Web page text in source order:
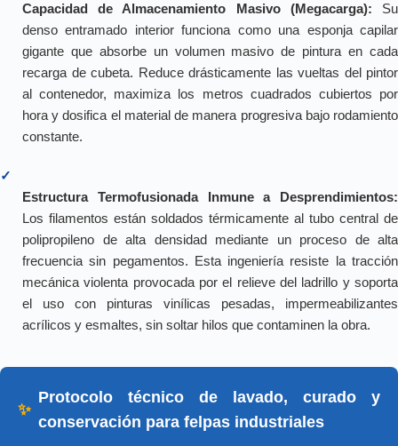
Capacidad de Almacenamiento Masivo (Megacarga): Su
denso entramado interior funciona como una esponja capilar
gigante que absorbe un volumen masivo de pintura en cada
recarga de cubeta. Reduce drásticamente las vueltas del pintor
al contenedor, maximiza los metros cuadrados cubiertos por
hora y dosifica el material de manera progresiva bajo rodamiento
constante.
✓
Estructura Termofusionada Inmune a Desprendimientos:
Los filamentos están soldados térmicamente al tubo central de
polipropileno de alta densidad mediante un proceso de alta
frecuencia sin pegamentos. Esta ingeniería resiste la tracción
mecánica violenta provocada por el relieve del ladrillo y soporta
el uso con pinturas vinílicas pesadas, impermeabilizantes
acrílicos y esmaltes, sin soltar hilos que contaminen la obra.
✨
Protocolo técnico de lavado, curado y
conservación para felpas industriales